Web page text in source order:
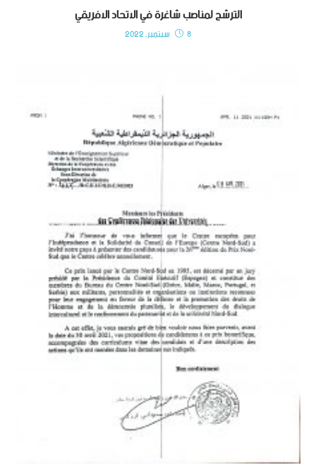
الترشح لمناصب شاغرة في الاتحاد الافريقي
8 سبتمبر، 2022